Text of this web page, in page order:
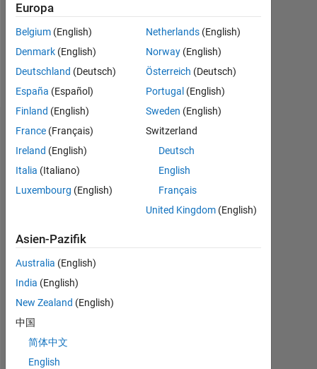
Following:
0
Follow
Dashboard
Statistik
All Cody MATLAB Answers
BEITRÄGE 10
0
6
8
10
14
Europa
Belgium (English)
Denmark (English)
Deutschland (Deutsch)
España (Español)
Finland (English)
France (Français)
Ireland (English)
Italia (Italiano)
Luxembourg (English)
Netherlands (English)
Norway (English)
Österreich (Deutsch)
Portugal (English)
Sweden (English)
Switzerland
Deutsch
English
Français
United Kingdom (English)
Asien-Pazifik
Australia (English)
India (English)
New Zealand (English)
中国
简体中文
English